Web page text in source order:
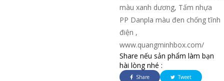
màu xanh dương, Tấm nhựa
PP Danpla màu đen chống tĩnh
điện ,
www.quangminhbox.com/
Share nếu sản phẩm làm bạn
hài lòng nhé :
Share Tweet